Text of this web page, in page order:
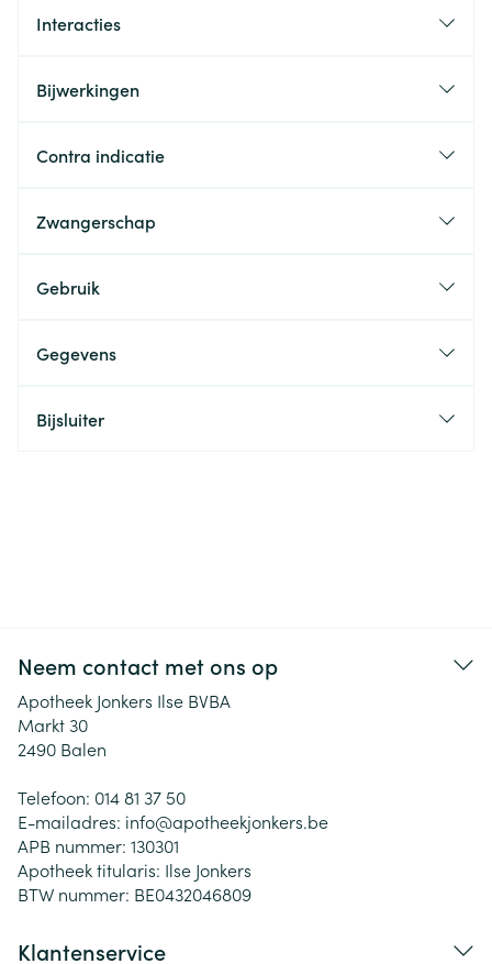
Interacties
Bijwerkingen
Contra indicatie
Zwangerschap
Gebruik
Gegevens
Bijsluiter
Neem contact met ons op
Apotheek Jonkers Ilse BVBA
Markt 30
2490 Balen
Telefoon: 014 81 37 50
E-mailadres: info@apotheekjonkers.be
APB nummer: 130301
Apotheek titularis: Ilse Jonkers
BTW nummer: BE0432046809
Klantenservice